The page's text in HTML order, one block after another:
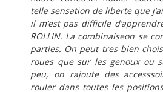
telle sensation de liberte que
il m’est pas difficile
ROLLIN. La combinaiseon se
parties. On peut tres bien
roues que sur les genoux ou
peu, on rajoute des
rouler dans toutes les